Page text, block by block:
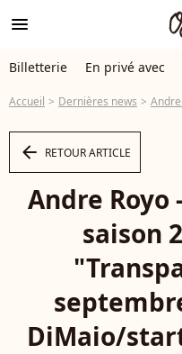
menu
Billetterie En privé avec
Accueil Dernières news Andre
arrow_left RETOUR ARTICLE
Andre Royo
saison
DiMaio/